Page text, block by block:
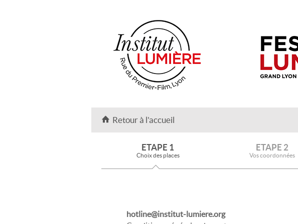
Retour à l'accueil
ETAPE 1
Choix des places
ETAPE 2
Vos coordonnées
hotline@institut-lumiere.org